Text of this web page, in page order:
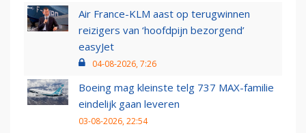
Air France-KLM aast op terugwinnen
reizigers van ‘hoofdpijn bezorgend’
easyJet
04-08-2026, 7:26
Boeing mag kleinste telg 737 MAX-familie
eindelijk gaan leveren
03-08-2026, 22:54